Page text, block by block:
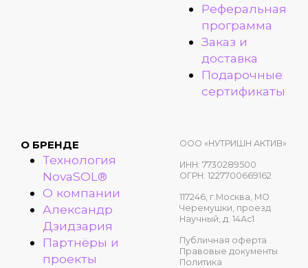
Реферальная
программа
Заказ и
доставка
Подарочные
сертификаты
О БРЕНДЕ
Технология
NovaSOL®
О компании
Александр
Дзидзария
Партнёры и
проекты
ООО «НУТРИШН АКТИВ»
ИНН: 7730289500
ОГРН: 1227700669162
117246, г.Москва, МО
Черемушки, проезд
Научный, д. 14Ас1
Публичная оферта
Правовые документы
Политика